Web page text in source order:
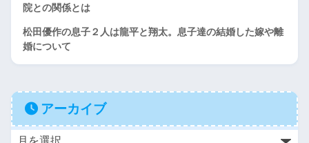
院との関係とは
松田優作の息子２人は龍平と翔太。息子達の結婚した嫁や離
婚について
アーカイブ